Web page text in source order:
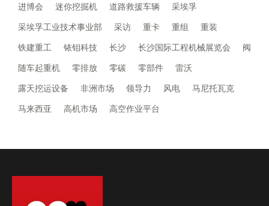
进博会
迷你挖掘机 道路救援车辆
采埃孚
采埃孚工业技术事业部
采访 重卡 重组
重装
铁建重工
铱钼科技 长沙 长沙国际工程机械展览会
阀
随车起重机
零排放 零碳 零部件
雷沃
露天挖运设备
非洲市场 领导力 风电
马尼托瓦克
马来西亚
高机市场 高空作业平台